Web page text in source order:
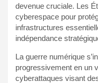
devenue cruciale. Les
cyberespace pour
infrastructures
indépendance
La guerre numérique
progressivement en un
cyberattaques visant